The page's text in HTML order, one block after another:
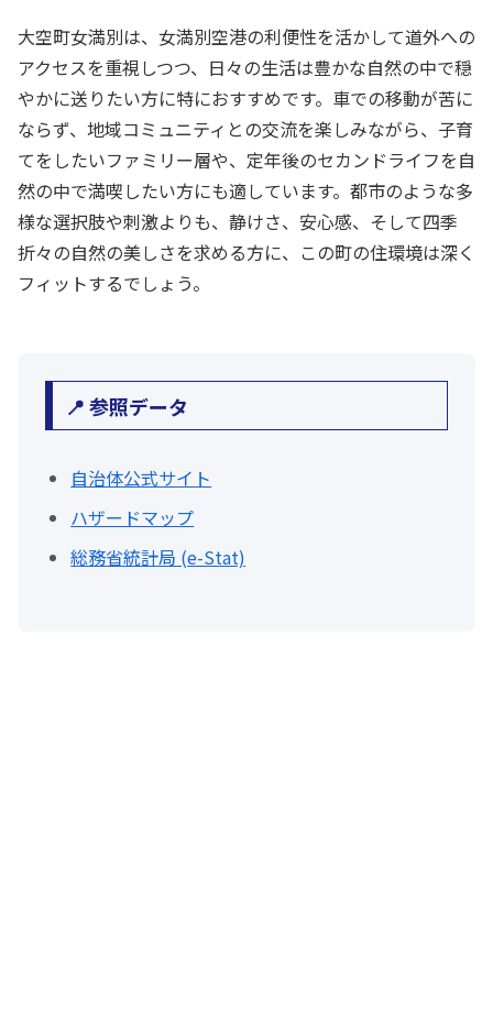
大空町女満別は、女満別空港の利便性を活かして道外への
アクセスを重視しつつ、日々の生活は豊かな自然の中で穏
やかに送りたい方に特におすすめです。車での移動が苦に
ならず、地域コミュニティとの交流を楽しみながら、子育
てをしたいファミリー層や、定年後のセカンドライフを自
然の中で満喫したい方にも適しています。都市のような多
様な選択肢や刺激よりも、静けさ、安心感、そして四季
折々の自然の美しさを求める方に、この町の住環境は深く
フィットするでしょう。
📍 参照データ
自治体公式サイト
ハザードマップ
総務省統計局 (e-Stat)